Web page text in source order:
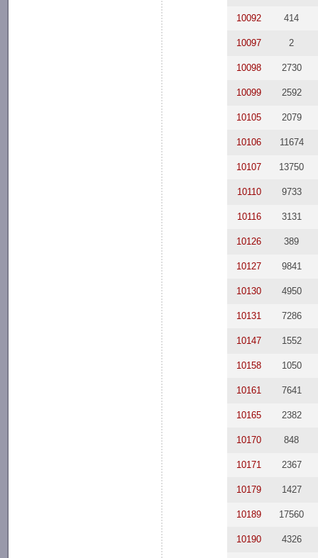
10092 414
10097 2
10098 2730
10099 2592
10105 2079
10106 11674
10107 13750
10110 9733
10116 3131
10126 389
10127 9841
10130 4950
10131 7286
10147 1552
10158 1050
10161 7641
10165 2382
10170 848
10171 2367
10179 1427
10189 17560
10190 4326